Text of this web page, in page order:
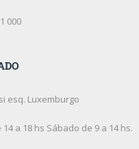
000
esq. Luxemburgo
a 18 hs Sábado de 9 a 14 hs.